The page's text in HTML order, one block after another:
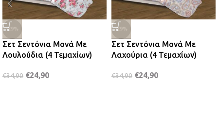
-29%
Σετ Σεντόνια Μονά Με
Λουλούδια (4 Τεμαχίων)
€34,90 €24,90
-29%
Σετ Σεντόνια Μονά Με
Λαχούρια (4 Τεμαχίων)
€34,90 €24,90